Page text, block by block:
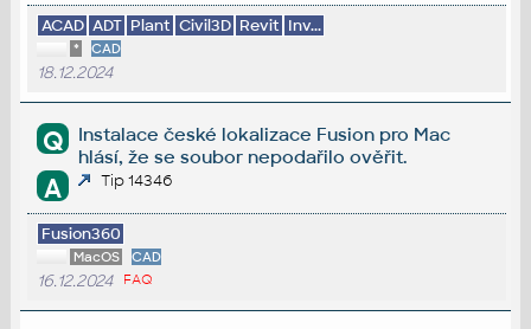
ACAD ADT Plant Civil3D Revit Inv...
* CAD
18.12.2024
Q
Instalace české lokalizace Fusion pro Mac
hlásí, že se soubor nepodařilo ověřit.
A Tip 14346
Fusion360
MacOS CAD
16.12.2024 FAQ